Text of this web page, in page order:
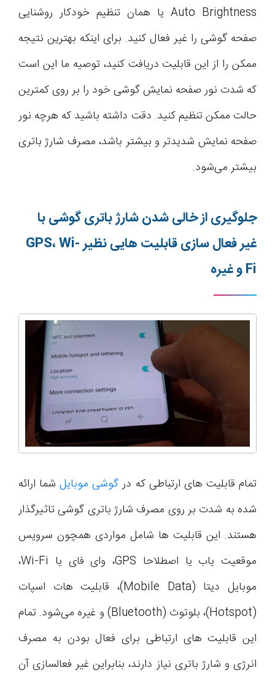
Auto Brightness یا همان تنظیم خودکار روشنایی
صفحه گوشی را غیر فعال کنید. برای اینکه بهترین نتیجه
ممکن را از این قابلیت دریافت کنید، توصیه ما این است
که شدت نور صفحه نمایش گوشی خود را بر روی کمترین
حالت ممکن تنظیم کنید. دقت داشته باشید که هرچه نور
صفحه نمایش شدیدتر و بیشتر باشد، مصرف شارژ باتری
بیشتر می‌شود.
جلوگیری از خالی شدن شارژ باتری گوشی با
غیر فعال سازی قابلیت هایی نظیر
GPS،Wi-
Fiو غیره
تمام قابلیت های ارتباطی که درگوشی موبایلشما ارائه
شده به شدت بر روی مصرف شارژ باتری گوشی تاثیرگذار
هستند. این قابلیت ها شامل مواردی همچون سرویس
موقعیت یاب یا اصطلاحا GPS، وای فای یا Wi-Fi،
موبایل دیتا (Mobile Data)، قابلیت هات اسپات
(Hotspot)، بلوتوث (Bluetooth) و غیره می‌شود. تمام
این قابلیت های ارتباطی برای فعال بودن به مصرف
انرژی و شارژ باتری نیاز دارند، بنابراین غیر فعالسازی آن